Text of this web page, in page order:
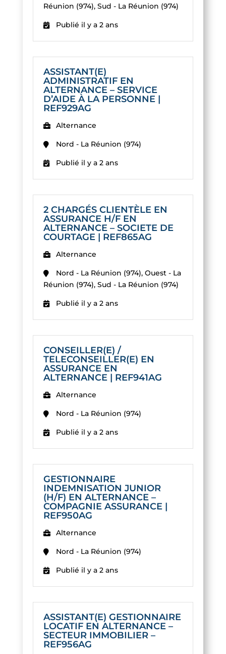
Réunion (974), Sud - La Réunion (974)
Publié il y a 2 ans
ASSISTANT(E)
ADMINISTRATIF EN
ALTERNANCE – SERVICE
D’AIDE À LA PERSONNE |
REF929AG
Alternance
Nord - La Réunion (974)
Publié il y a 2 ans
2 CHARGÉS CLIENTÈLE EN
ASSURANCE H/F EN
ALTERNANCE – SOCIETE DE
COURTAGE | REF865AG
Alternance
Nord - La Réunion (974), Ouest - La
Réunion (974), Sud - La Réunion (974)
Publié il y a 2 ans
CONSEILLER(E) /
TELECONSEILLER(E) EN
ASSURANCE EN
ALTERNANCE | REF941AG
Alternance
Nord - La Réunion (974)
Publié il y a 2 ans
GESTIONNAIRE
INDEMNISATION JUNIOR
(H/F) EN ALTERNANCE –
COMPAGNIE ASSURANCE |
REF950AG
Alternance
Nord - La Réunion (974)
Publié il y a 2 ans
ASSISTANT(E) GESTIONNAIRE
LOCATIF EN ALTERNANCE –
SECTEUR IMMOBILIER –
REF956AG